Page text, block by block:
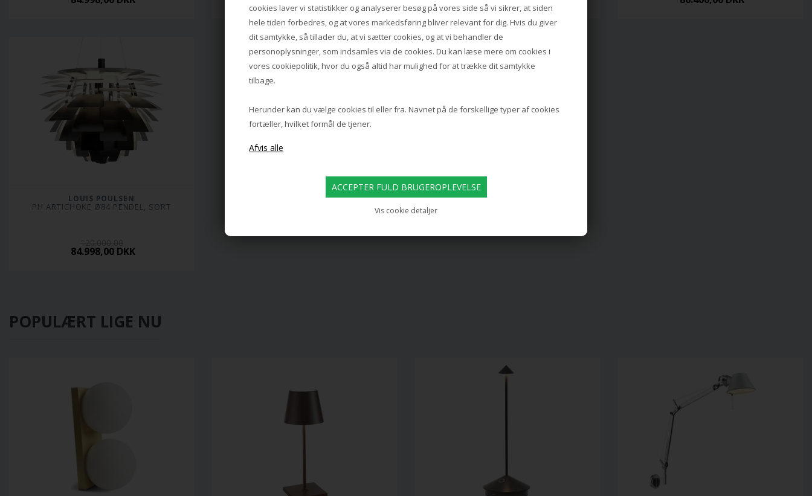
cookies laver vi statistikker og analyserer besøg på vores side så vi sikrer, at siden
hele tiden forbedres, og at vores markedsføring bliver relevant for dig. Hvis du giver
dit samtykke, så tillader du, at vi sætter cookies, og at vi behandler de
personoplysninger, som indsamles via de cookies. Du kan læse mere om cookies i
vores cookiepolitik, hvor du også altid har mulighed for at trække dit samtykke
tilbage.
Herunder kan du vælge cookies til eller fra. Navnet på de forskellige typer af cookies
fortæller, hvilket formål de tjener.
Vis cookie detaljer
LOUIS POULSEN
PH ARTICHOKE Ø84 PENDEL, SORT
84.998,00 DKK
POPULÆRT LIGE NU